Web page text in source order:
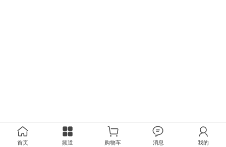
首页 频道 购物车 消息 我的